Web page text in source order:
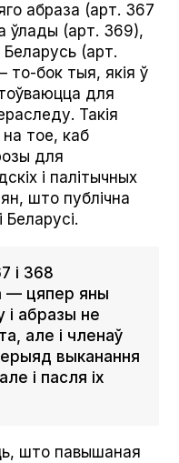
абраза (арт. 367
ўлады (арт. 369),
(арт.
то-бок тыя, якія ў
для
Такія
тое, каб
для
і палітычных
што публічна
і 368
— цяпер яны
і абразы не
але і членаў
выканання
і пасля іх
што павышаная